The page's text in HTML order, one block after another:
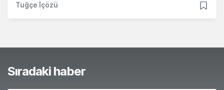
Tuğçe İçözü
Sıradaki haber